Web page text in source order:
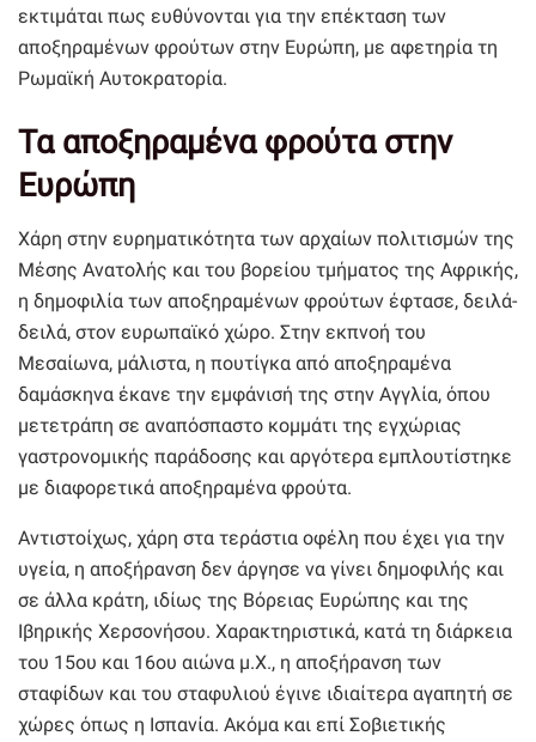
εκτιμάται πως ευθύνονται για την επέκταση των
αποξηραμένων φρούτων στην Ευρώπη, με αφετηρία τη
Ρωμαϊκή Αυτοκρατορία.
Τα αποξηραμένα φρούτα στην
Ευρώπη
Χάρη στην ευρηματικότητα των αρχαίων πολιτισμών της
Μέσης Ανατολής και του βορείου τμήματος της Αφρικής,
η δημοφιλία των αποξηραμένων φρούτων έφτασε, δειλά-
δειλά, στον ευρωπαϊκό χώρο. Στην εκπνοή του
Μεσαίωνα, μάλιστα, η πουτίγκα από αποξηραμένα
δαμάσκηνα έκανε την εμφάνισή της στην Αγγλία, όπου
μετετράπη σε αναπόσπαστο κομμάτι της εγχώριας
γαστρονομικής παράδοσης και αργότερα εμπλουτίστηκε
με διαφορετικά αποξηραμένα φρούτα.
Αντιστοίχως, χάρη στα τεράστια οφέλη που έχει για την
υγεία, η αποξήρανση δεν άργησε να γίνει δημοφιλής και
σε άλλα κράτη, ιδίως της Βόρειας Ευρώπης και της
Ιβηρικής Χερσονήσου. Χαρακτηριστικά, κατά τη διάρκεια
του 15ου και 16ου αιώνα μ.Χ., η αποξήρανση των
σταφίδων και του σταφυλιού έγινε ιδιαίτερα αγαπητή σε
χώρες όπως η Ισπανία. Ακόμα και επί Σοβιετικής